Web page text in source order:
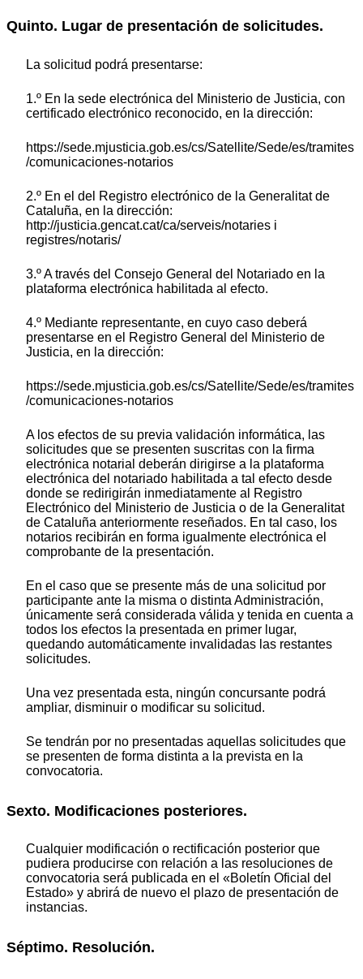
Quinto. Lugar de presentación de solicitudes.
La solicitud podrá presentarse:
1.º En la sede electrónica del Ministerio de Justicia, con
certificado electrónico reconocido, en la dirección:
https://sede.mjusticia.gob.es/cs/Satellite/Sede/es/tramites
/comunicaciones-notarios
2.º En el del Registro electrónico de la Generalitat de
Cataluña, en la dirección:
http://justicia.gencat.cat/ca/serveis/notaries i
registres/notaris/
3.º A través del Consejo General del Notariado en la
plataforma electrónica habilitada al efecto.
4.º Mediante representante, en cuyo caso deberá
presentarse en el Registro General del Ministerio de
Justicia, en la dirección:
https://sede.mjusticia.gob.es/cs/Satellite/Sede/es/tramites
/comunicaciones-notarios
A los efectos de su previa validación informática, las
solicitudes que se presenten suscritas con la firma
electrónica notarial deberán dirigirse a la plataforma
electrónica del notariado habilitada a tal efecto desde
donde se redirigirán inmediatamente al Registro
Electrónico del Ministerio de Justicia o de la Generalitat
de Cataluña anteriormente reseñados. En tal caso, los
notarios recibirán en forma igualmente electrónica el
comprobante de la presentación.
En el caso que se presente más de una solicitud por
participante ante la misma o distinta Administración,
únicamente será considerada válida y tenida en cuenta a
todos los efectos la presentada en primer lugar,
quedando automáticamente invalidadas las restantes
solicitudes.
Una vez presentada esta, ningún concursante podrá
ampliar, disminuir o modificar su solicitud.
Se tendrán por no presentadas aquellas solicitudes que
se presenten de forma distinta a la prevista en la
convocatoria.
Sexto. Modificaciones posteriores.
Cualquier modificación o rectificación posterior que
pudiera producirse con relación a las resoluciones de
convocatoria será publicada en el «Boletín Oficial del
Estado» y abrirá de nuevo el plazo de presentación de
instancias.
Séptimo. Resolución.